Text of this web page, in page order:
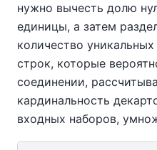
нужно вычесть долю
единицы, а затем
количество
строк, которые
соединении,
кардинальность
входных наборов,